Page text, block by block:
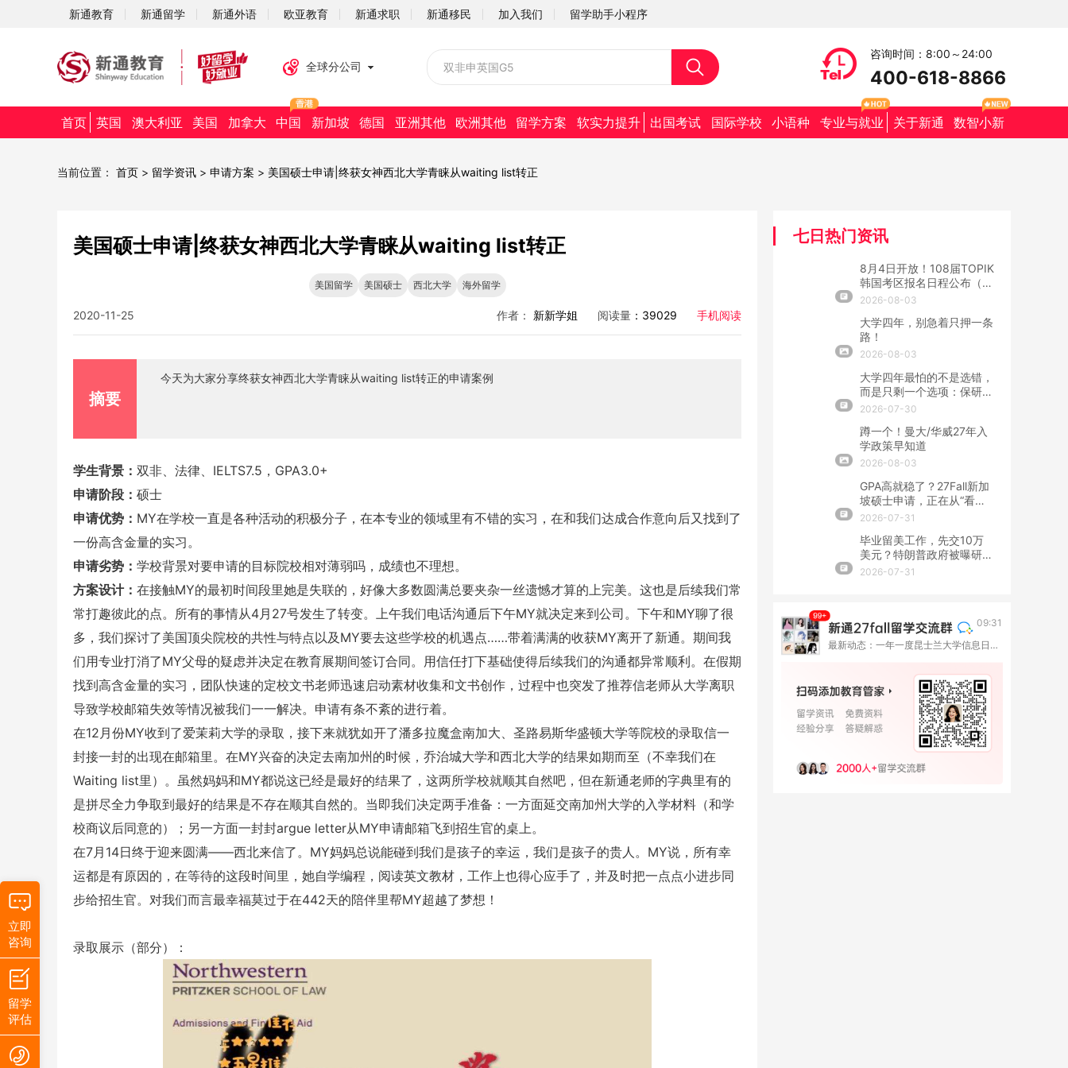
新通教育 新通留学 新通外语 欧亚教育 新通求职 新通移民 加入我们
社会招聘
留学助手小程序
全球分公司
咨询时间：8:00～24:00
400-618-8866
首页 英国 澳大利亚 美国 加拿大 中国 新加坡 德国 亚洲其他 欧洲其他 留学方案 软实力提升 出国考试 国际学校 小语种 专业与就业 关于新通 数智小新
当前位置： 首页 > 留学资讯 > 申请方案 > 美国硕士申请|终获女神西北大学青睐从waiting list转正
美国硕士申请|终获女神西北大学青睐从waiting list转正
美国留学 美国硕士 西北大学 海外留学
2020-11-25 作者： 新新学姐 阅读量 ：39029 手机阅读
摘要
今天为大家分享终获女神西北大学青睐从waiting list转正的申请案例
学生背景： 双非、法律、IELTS7.5，GPA3.0+
申请阶段： 硕士
申请优势： MY在学校一直是各种活动的积极分子，在本专业的领域里有不错的实习，在和我们达成合作意向后又找到了
一份高含金量的实习。
申请劣势： 学校背景对要申请的目标院校相对薄弱吗，成绩也不理想。
方案设计： 在接触MY的最初时间段里她是失联的，好像大多数圆满总要夹杂一丝遗憾才算的上完美。这也是后续我们常
常打趣彼此的点。所有的事情从4月27号发生了转变。上午我们电话沟通后下午MY就决定来到公司。下午和MY聊了很
多，我们探讨了美国顶尖院校的共性与特点以及MY要去这些学校的机遇点……带着满满的收获MY离开了新通。期间我
们用专业打消了MY父母的疑虑并决定在教育展期间签订合同。用信任打下基础使得后续我们的沟通都异常顺利。在假期
找到高含金量的实习，团队快速的定校文书老师迅速启动素材收集和文书创作，过程中也突发了推荐信老师从大学离职
导致学校邮箱失效等情况被我们一一解决。申请有条不紊的进行着。
在12月份MY收到了爱茉莉大学的录取，接下来就犹如开了潘多拉魔盒南加大、圣路易斯华盛顿大学等院校的录取信一
封接一封的出现在邮箱里。在MY兴奋的决定去南加州的时候，乔治城大学和西北大学的结果如期而至（不幸我们在
Waiting list里）。虽然妈妈和MY都说这已经是最好的结果了，这两所学校就顺其自然吧，但在新通老师的字典里有的
是拼尽全力争取到最好的结果是不存在顺其自然的。当即我们决定两手准备：一方面延交南加州大学的入学材料（和学
校商议后同意的）；另一方面一封封argue letter从MY申请邮箱飞到招生官的桌上。
在7月14日终于迎来圆满——西北来信了。MY妈妈总说能碰到我们是孩子的幸运，我们是孩子的贵人。MY说，所有幸
运都是有原因的，在等待的这段时间里，她自学编程，阅读英文教材，工作上也得心应手了，并及时把一点点小进步同
步给招生官。对我们而言最幸福莫过于在442天的陪伴里帮MY超越了梦想！
录取展示（部分）：
七日热门资讯
8月4日开放！108届TOPIK
韩国考区报名日程公布（附
抢位攻略）
2026-08-03
大学四年，别急着只押一条
路！
2026-08-03
大学四年最怕的不是选错，
而是只剩一个选项：保研、
留学、就业该怎么提前布
2026-07-30
蹲一个！曼大/华威27年入
学政策早知道
2026-08-03
GPA高就稳了？27Fall新加
坡硕士申请，正在从“看
分”转向“看整套证据”
2026-07-31
毕业留美工作，先交10万
美元？特朗普政府被曝研究
OPT新收费
2026-07-31
09:31
最新动态：一年一度昆士兰大学信息日来啦！9月与你相约六座城市
立即
咨询
留学
评估